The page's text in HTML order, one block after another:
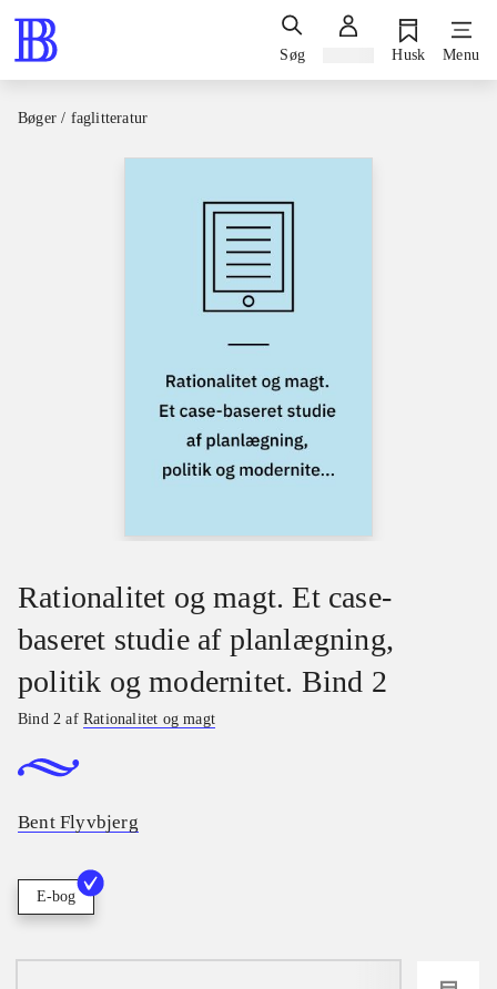
Søg Husk Menu
Bøger / faglitteratur
Rationalitet og magt. Et case-
baseret studie af planlægning,
politik og modernitet. Bind 2
Bind 2 afRationalitet og magt
Bent Flyvbjerg
E-bog